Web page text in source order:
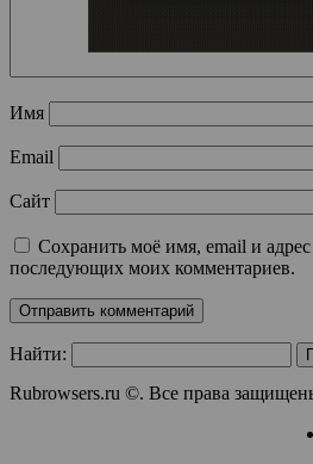
Имя
Email
Сайт
Сохранить моё имя, email и адрес
последующих моих комментариев.
Найти:
Rubrowsers.ru ©. Все права